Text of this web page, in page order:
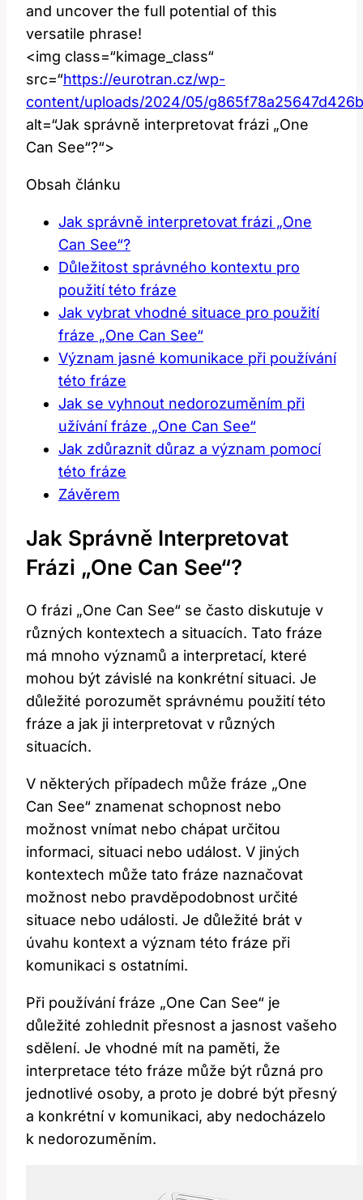
and uncover the full potential of this
versatile phrase!
<img class=“kimage_class“
src=“https://eurotran.cz/wp-
content/uploads/2024/05/
alt=“Jak správně interpretovat frázi „One
Can See“?“>
Obsah článku
Jak správně interpretovat frázi „One
Can See“?
Důležitost správného kontextu pro
použití této fráze
Jak vybrat vhodné situace pro použití
fráze „One Can See“
Význam jasné komunikace při používání
této fráze
Jak se vyhnout nedorozuměním při
užívání fráze „One Can See“
Jak zdůraznit důraz a význam pomocí
této fráze
Závěrem
Jak Správně Interpretovat
Frázi „One Can See“?
O frázi „One Can See“ se často diskutuje v
různých kontextech a situacích. Tato fráze
má mnoho významů a interpretací, které
mohou být závislé na konkrétní situaci. Je
důležité porozumět správnému použití této
fráze a jak ji interpretovat v různých
situacích.
V některých případech může fráze „One
Can See“ znamenat schopnost nebo
možnost vnímat nebo chápat určitou
informaci, situaci nebo událost. V jiných
kontextech může tato fráze naznačovat
možnost nebo pravděpodobnost určité
situace nebo události. Je důležité brát v
úvahu kontext a význam této fráze při
komunikaci s ostatními.
Při používání fráze „One Can See“ je
důležité zohlednit přesnost a jasnost vašeho
sdělení. Je vhodné mít na paměti, že
interpretace této fráze může být různá pro
jednotlivé osoby, a proto je dobré být přesný
a konkrétní v komunikaci, aby nedocházelo
k nedorozuměním.